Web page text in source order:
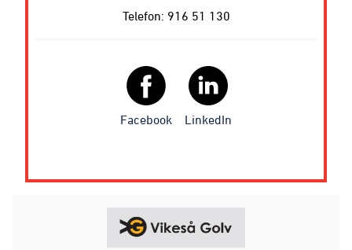
Telefon: 916 51 130
Facebook LinkedIn